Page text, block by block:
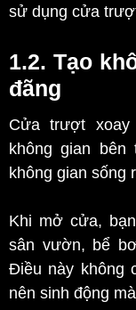
sử dụng cửa
1.2. Tạo
đãng
Cửa trượt
không gian
không gian sống
Khi mở cửa,
sân vườn, bể
Điều này không
nên sinh động